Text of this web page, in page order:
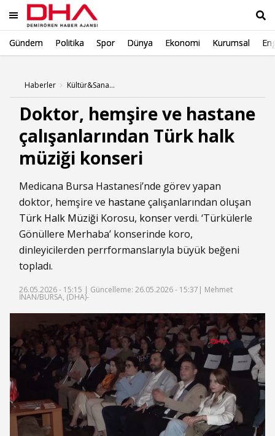
Gündem Politika Spor Dünya Ekonomi Kurumsal
Haberler Kültür&Sanat Haberleri
Doktor, hemşire ve hastane
çalışanlarından Türk halk
müziği konseri
Medicana Bursa Hastanesi’nde görev yapan
doktor, hemşire ve hastane çalışanlarından oluşan
Türk Halk Müziği Korosu, konserverdi. ‘Türkülerle
Gönüllere Merhaba’ konserinde koro,
dinleyicilerden perrformanslarıyla büyük beğeni
topladı.
26.05.2026 - 15:15 | Güncelleme: 26.05.2026 - 15:37 | Mehmet
İNAN/BURSA, (DHA)-